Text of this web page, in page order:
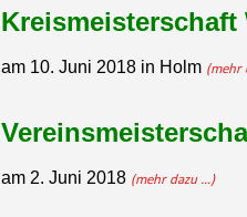
Kreismeisterschaft
am 10. Juni 2018 in Holm (mehr
am 2. Juni 2018 (mehr dazu ...)